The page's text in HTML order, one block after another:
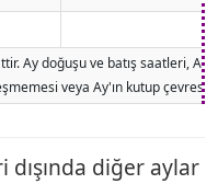
Ay doğuşu ve batış saatleri,
veya Ay'ın kutup
dışında diğer aylar